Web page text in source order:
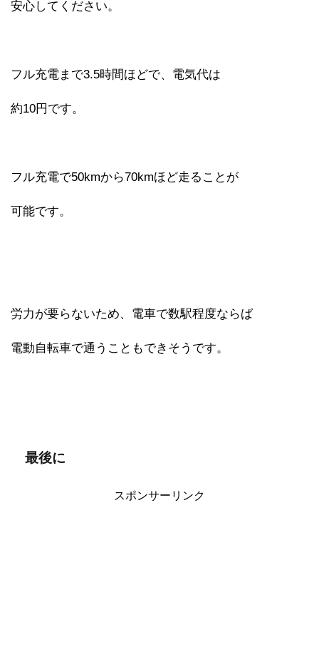
安心してください。
フル充電まで3.5時間ほどで、電気代は
約10円です。
フル充電で50kmから70kmほど走ることが
可能です。
労力が要らないため、電車で数駅程度ならば
電動自転車で通うこともできそうです。
最後に
スポンサーリンク